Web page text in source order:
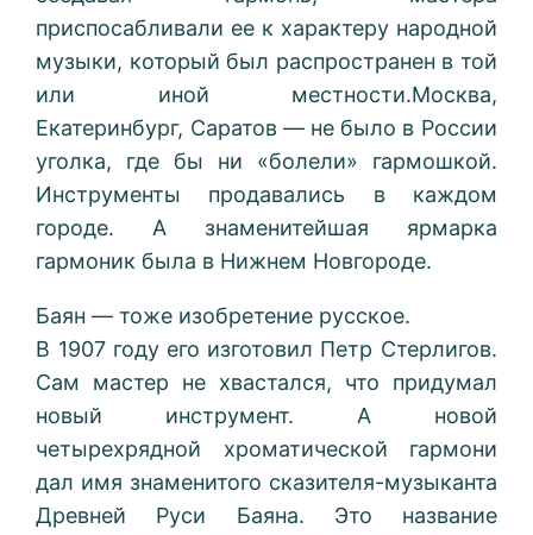
приспосабливали ее к характеру народной
музыки, который был распространен в той
или иной местности.Москва,
Екатеринбург, Саратов — не было в России
уголка, где бы ни «болели» гармошкой.
Инструменты продавались в каждом
городе. А знаменитейшая ярмарка
гармоник была в Нижнем Новгороде.
Баян — тоже изобретение русское.
В 1907 году его изготовил Петр Стерлигов.
Сам мастер не хвастался, что придумал
новый инструмент. А новой
четырехрядной хроматической гармони
дал имя знаменитого сказителя-музыканта
Древней Руси Баяна. Это название